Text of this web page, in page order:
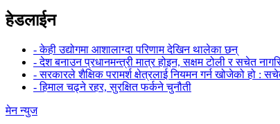
हेडलाईन
- केही उद्योगमा आशालाग्दा परिणाम देखिन थालेका छन्
- देश बनाउन प्रधानमन्त्री मात्र होइन, सक्षम टोली र सचेत
- सरकारले शैक्षिक परामर्श क्षेत्रलाई नियमन गर्न खोजेको हो :
- हिमाल चढ्ने रहर, सुरक्षित फर्कने चुनौती
मेन न्युज